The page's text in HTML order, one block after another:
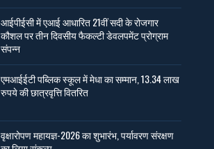
आईपीईसी में एआई आधारित 21वीं सदी के रोजगार
कौशल पर तीन दिवसीय फैकल्टी डेवलपमेंट प्रोग्राम
संपन्न
एमआईईटी पब्लिक स्कूल में मेधा का सम्मान, 13.34 लाख
रुपये की छात्रवृत्ति वितरित
वृक्षारोपण महायज्ञ-2026 का शुभारंभ, पर्यावरण संरक्षण